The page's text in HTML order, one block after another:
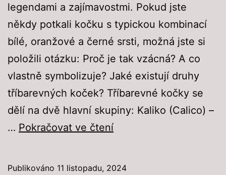
legendami a zajímavostmi. Pokud jste
někdy potkali kočku s typickou kombinací
bílé, oranžové a černé srsti, možná jste si
položili otázku: Proč je tak vzácná? A co
vlastně symbolizuje? Jaké existují druhy
tříbarevných koček? Tříbarevné kočky se
dělí na dvě hlavní skupiny: Kaliko (Calico) –
… Pokračovat ve čteníTříbarevné
Publikováno 11 listopadu, 2024